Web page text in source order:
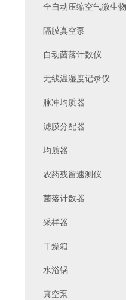
全自动压缩空气微生
隔膜真空泵
自动菌落计数仪
无线温湿度记录仪
脉冲均质器
滤膜分配器
均质器
农药残留速测仪
菌落计数器
采样器
干燥箱
水浴锅
真空泵